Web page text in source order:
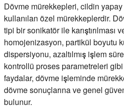
Dövme mürekkepleri, cildin
kullanılan özel mürekkeplerdir.
tipi bir sonikatör ile karıştırılması
homojenizasyon, partikül boyutu
dispersiyonu, azaltılmış işlem
kontrollü proses parametreleri
faydalar, dövme işleminde
dövme sonuçlarına ve genel
bulunur.